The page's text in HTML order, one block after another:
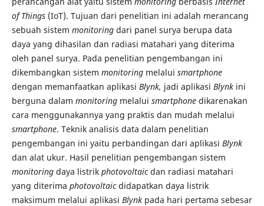
of Things (IoT). Tujuan dari penelitian ini adalah merancang
sebuah sistem monitoring dari panel surya berupa data
daya yang dihasilan dan radiasi matahari yang diterima
oleh panel surya. Pada penelitian pengembangan ini
dikembangkan sistem monitoring melalui smartphone
dengan memanfaatkan aplikasi Blynk, jadi aplikasi Blynkini
berguna dalam monitoring melalui smartphone dikarenakan
cara menggunakannya yang praktis dan mudah melalui
smartphone. Teknik analisis data dalam penelitian
pengembangan ini yaitu perbandingan dari aplikasi Blynk
dan alat ukur. Hasil penelitian pengembangan sistem
monitoring daya listrik photovoltaicdan radiasi matahari
yang diterima photovoltaicdidapatkan daya listrik
maksimum melalui aplikasi Blynk pada hari pertama sebesar